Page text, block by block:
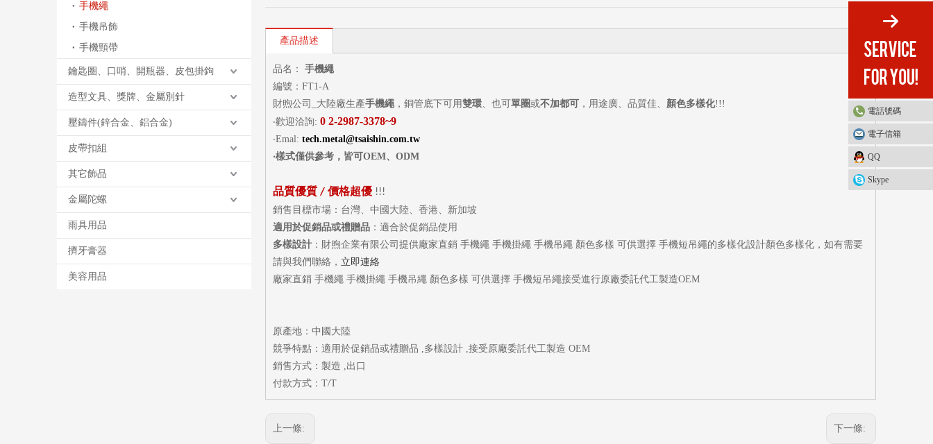
手機繩
手機吊飾
手機頸帶
鑰匙圈、口哨、開瓶器、皮包掛鉤
造型文具、獎牌、金屬別針
壓鑄件(鋅合金、鋁合金)
皮帶扣組
其它飾品
金屬陀螺
雨具用品
擠牙膏器
美容用品
產品描述
品名： 手機繩
編號：FT1-A
財煦公司_大陸廠生產手機繩 ，銅管底下可用雙環、也可單圈或不加都可 ，用途廣、品質佳、 顏色多樣化!!!
‧歡迎洽詢: 0 2-2987-3378~9
‧Emal: tech.metal@tsaishin.com.tw
‧樣式僅供參考，皆可OEM、 ODM
品質優質 / 價格超優 !!!
銷售目標市場：台灣、中國大陸、香港、新加坡
適用於促銷品或禮贈品 ：適合於促銷品使用
多樣設計 ：財煦企業有限公司提供廠家直銷 手機繩 手機掛繩 手機吊繩 顏色多樣 可供選擇 手機短吊繩的多樣化設計顏色多樣化，如有需要
請與我們聯絡， 立即連絡
廠家直銷 手機繩 手機掛繩 手機吊繩 顏色多樣 可供選擇 手機短吊繩接受進行原廠委託代工製造OEM
原產地：中國大陸
競爭特點：適用於促銷品或禮贈品 ,多樣設計 ,接受原廠委託代工製造 OEM
銷售方式：製造 ,出口
付款方式：T/T
上一條: 下一條:
電話號碼
電子信箱
QQ
Skype